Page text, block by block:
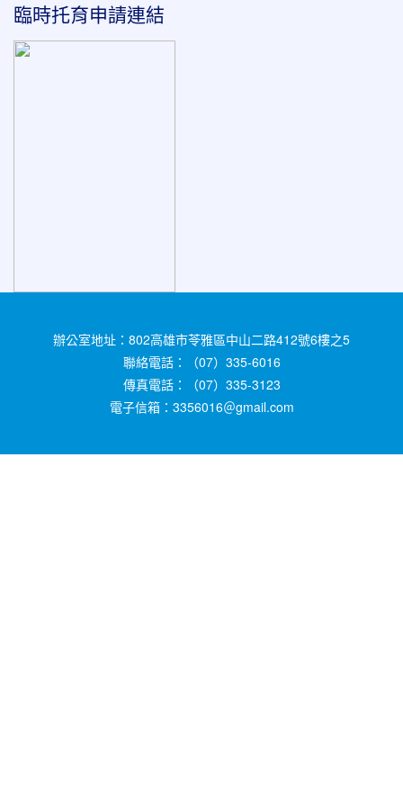
臨時托育申請連結
辦公室地址：802高雄市苓雅區中山二路412號6樓之5
聯絡電話：（07）335-6016
傳真電話：（07）335-3123
電子信箱：3356016＠gmail.com